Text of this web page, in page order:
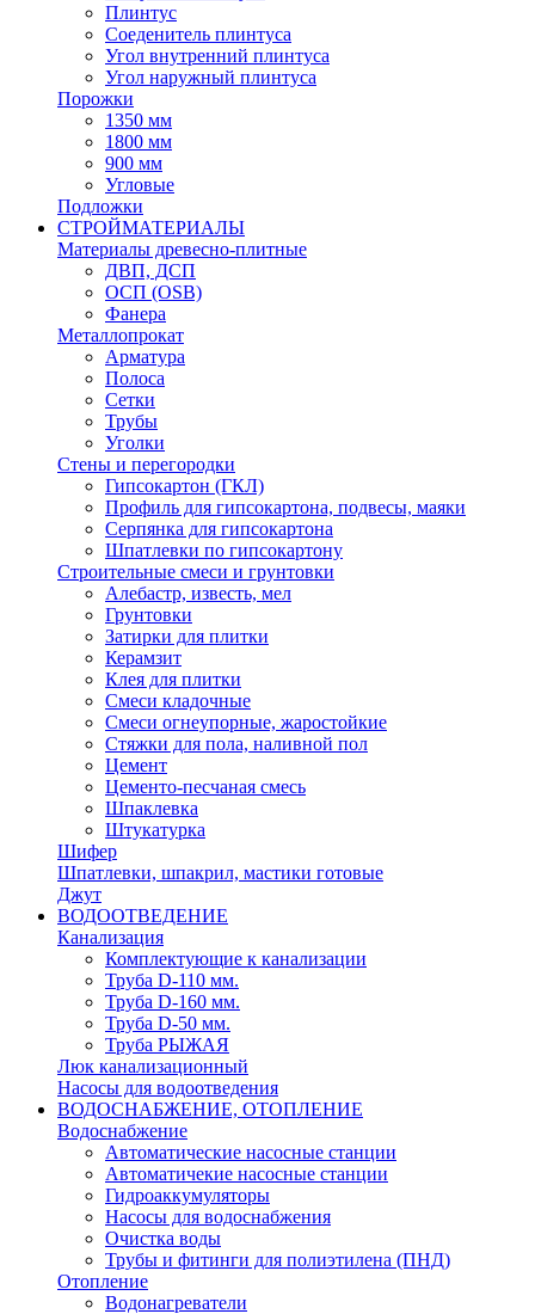
Плинтус
Соеденитель плинтуса
Угол внутренний плинтуса
Угол наружный плинтуса
Порожки
1350 мм
1800 мм
900 мм
Угловые
Подложки
СТРОЙМАТЕРИАЛЫ
Материалы древесно-плитные
ДВП, ДСП
ОСП (OSB)
Фанера
Металлопрокат
Арматура
Полоса
Сетки
Трубы
Уголки
Стены и перегородки
Гипсокартон (ГКЛ)
Профиль для гипсокартона, подвесы, маяки
Серпянка для гипсокартона
Шпатлевки по гипсокартону
Строительные смеси и грунтовки
Алебастр, известь, мел
Грунтовки
Затирки для плитки
Керамзит
Клея для плитки
Смеси кладочные
Смеси огнеупорные, жаростойкие
Стяжки для пола, наливной пол
Цемент
Цементо-песчаная смесь
Шпаклевка
Штукатурка
Шифер
Шпатлевки, шпакрил, мастики готовые
Джут
ВОДООТВЕДЕНИЕ
Канализация
Комплектующие к канализации
Труба D-110 мм.
Труба D-160 мм.
Труба D-50 мм.
Труба РЫЖАЯ
Люк канализационный
Насосы для водоотведения
ВОДОСНАБЖЕНИЕ, ОТОПЛЕНИЕ
Водоснабжение
Автоматичеcкие насосные станции
Автоматичекие насосные станции
Гидроаккумуляторы
Насосы для водоснабжения
Очистка воды
Трубы и фитинги для полиэтилена (ПНД)
Отопление
Водонагреватели